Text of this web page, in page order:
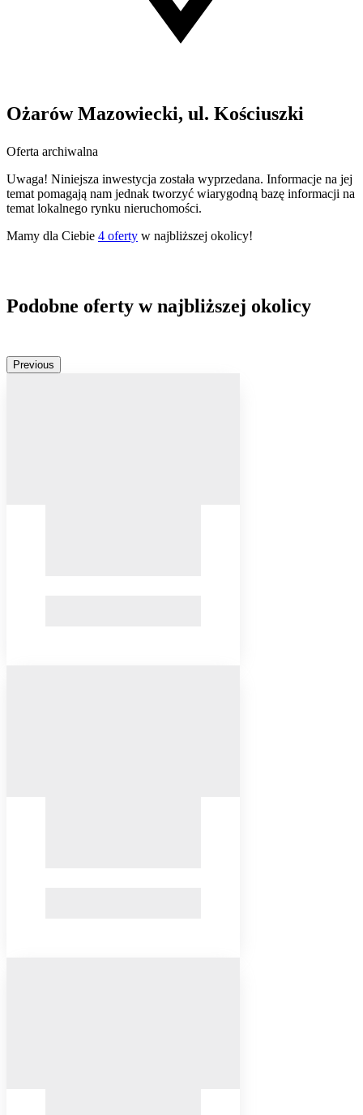
Ożarów Mazowiecki, ul. Kościuszki
Oferta archiwalna
Uwaga! Niniejsza inwestycja została wyprzedana. Informacje na jej
temat pomagają nam jednak tworzyć wiarygodną bazę informacji na
temat lokalnego rynku nieruchomości.
Mamy dla Ciebie 4 oferty w najbliższej okolicy!
Podobne oferty w najbliższej okolicy
Previous